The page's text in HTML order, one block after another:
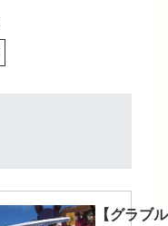
【グラブル